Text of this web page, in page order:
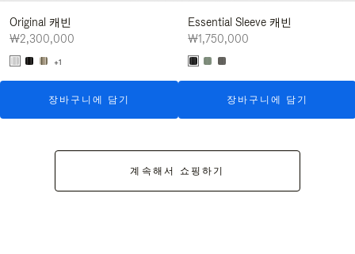
Original 캐빈
₩2,300,000
+1
장바구니에 담기
Essential Sleeve 캐빈
₩1,750,000
장바구니에 담기
계속해서 쇼핑하기